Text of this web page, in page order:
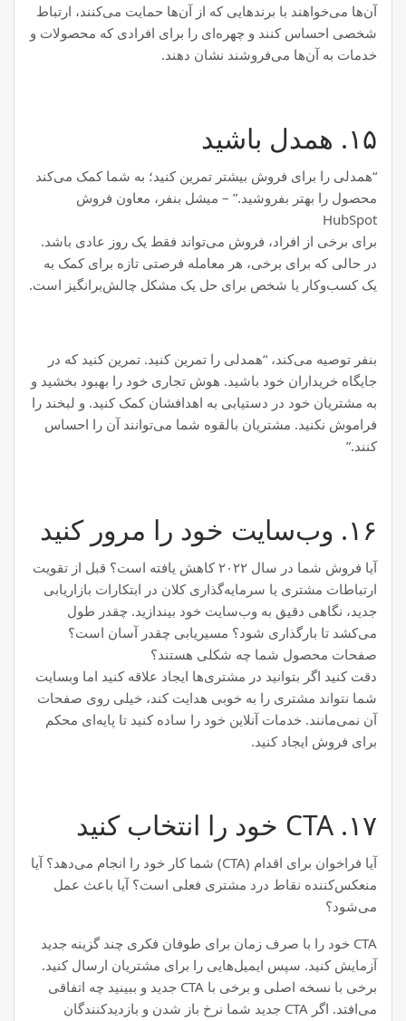
آن‌ها می‌خواهند با برندهایی که از آن‌ها حمایت می‌کنند، ارتباط
شخصی احساس کنند و چهره‌ای را برای افرادی که محصولات و
خدمات به آن‌ها می‌فروشند نشان دهند.
۱۵. همدل باشید
“همدلی را برای فروش بیشتر تمرین کنید؛ به شما کمک می‌کند
محصول را بهتر بفروشید.” – میشل بنفر، معاون فروش
HubSpot
برای برخی از افراد، فروش می‌تواند فقط یک روز عادی باشد.
در حالی که برای برخی، هر معامله فرصتی تازه برای کمک به
یک کسب‌وکار یا شخص برای حل یک مشکل چالش‌برانگیز است.
بنفر توصیه می‌کند، “همدلی را تمرین کنید. تمرین کنید که در
جایگاه خریداران خود باشید. هوش تجاری خود را بهبود بخشید و
به مشتریان خود در دستیابی به اهدافشان کمک کنید. و لبخند را
فراموش نکنید. مشتریان بالقوه شما می‌توانند آن را احساس
کنند.”
۱۶. وب‌سایت خود را مرور کنید
آیا فروش شما در سال ۲۰۲۲ کاهش یافته است؟ قبل از تقویت
ارتباطات مشتری یا سرمایه‌گذاری کلان در ابتکارات بازاریابی
جدید، نگاهی دقیق به وب‌سایت خود بیندازید. چقدر طول
می‌کشد تا بارگذاری شود؟ مسیریابی چقدر آسان است؟
صفحات محصول شما چه شکلی هستند؟
دقت کنید اگر بتوانید در مشتری‌ها ایجاد علاقه کنید اما وبسایت
شما نتواند مشتری را به خوبی هدایت کند، خیلی روی صفحات
آن نمی‌مانند. خدمات آنلاین خود را ساده کنید تا پایه‌ای محکم
برای فروش ایجاد کنید.
۱۷. CTA خود را انتخاب کنید
آیا فراخوان برای اقدام (CTA) شما کار خود را انجام می‌دهد؟ آیا
منعکس‌کننده نقاط درد مشتری فعلی است؟ آیا باعث عمل
می‌شود؟
CTA خود را با صرف زمان برای طوفان فکری چند گزینه جدید
آزمایش کنید. سپس ایمیل‌هایی را برای مشتریان ارسال کنید.
برخی با نسخه اصلی و برخی با CTA جدید و ببینید چه اتفاقی
می‌افتد. اگر CTA جدید شما نرخ باز شدن و بازدیدکنندگان